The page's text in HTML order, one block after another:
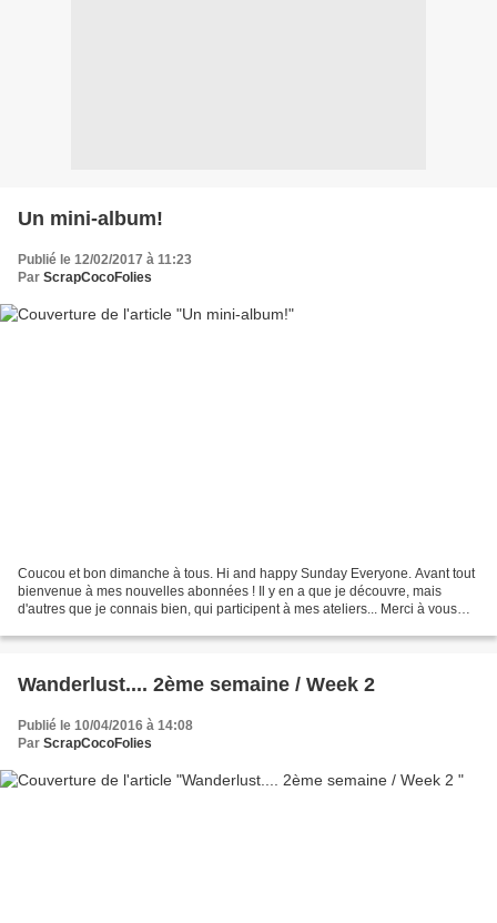
Un mini-album!
Publié le 12/02/2017 à 11:23
Par ScrapCocoFolies
Coucou et bon dimanche à tous. Hi and happy Sunday Everyone. Avant tout
bienvenue à mes nouvelles abonnées ! Il y en a que je découvre, mais
d'autres que je connais bien, qui participent à mes ateliers... Merci à vous
Wanderlust.... 2ème semaine / Week 2
Publié le 10/04/2016 à 14:08
Par ScrapCocoFolies